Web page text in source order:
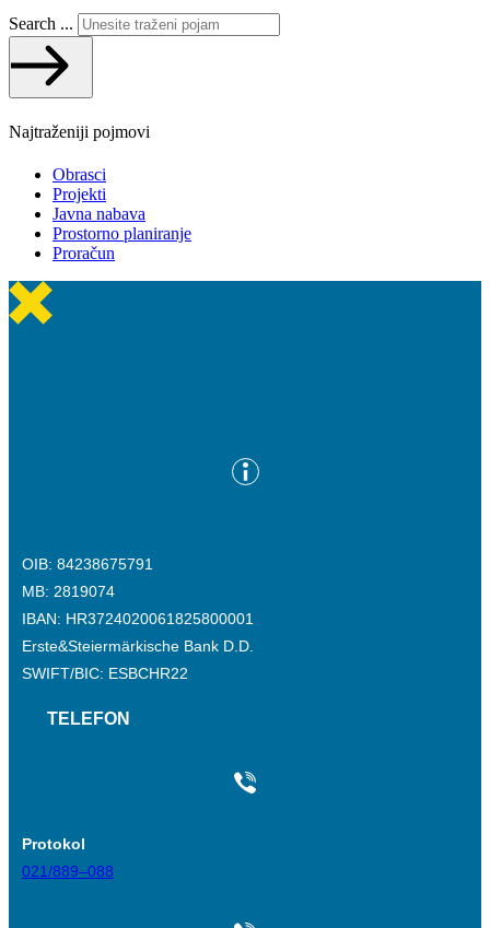
Search ...
Najtraženiji pojmovi
Obrasci
Projekti
Javna nabava
Prostorno planiranje
Proračun
OIB: 84238675791
MB: 2819074
IBAN: HR3724020061825800001
Erste&Steiermärkische Bank D.D.
SWIFT/BIC: ESBCHR22
TELEFON
Protokol
021/889–088